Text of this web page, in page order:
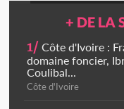
+ DE LA
1/ Côte d'Ivoire :
domaine foncier,
Coulibal...
Côte d'Ivoire